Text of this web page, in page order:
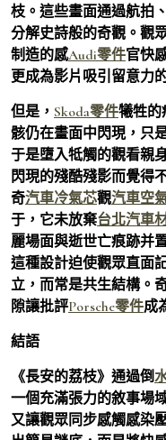
枝。這些畫面通過航拍
分解史詩般的奇觀。觀
制造的感Audi零件官快
更成為影片吸引留意力
但是， Skoda零件犧牲的
骸仍在畫面中閃現，只
于是墮入牴觸的觀看親
閃現的殘酷殘影而覺得
奇汽車冷氣芯觀汽車空
于，它未放棄台北汽車
麗場面與逝世亡痕跡并
這種設計迫使觀眾直面
立，而常是共生結構。
隙讓批評Porsche零件成
結語
《長安的荔枝》通過倒
一個充滿張力的敘事場
又讓觀眾同步感觸感染